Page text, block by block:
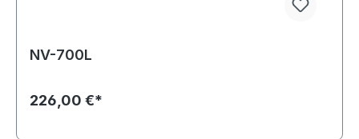
NV-700L
226,00 €*